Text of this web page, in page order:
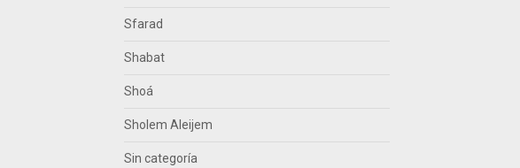
Sfarad
Shabat
Shoá
Sholem Aleijem
Sin categoría